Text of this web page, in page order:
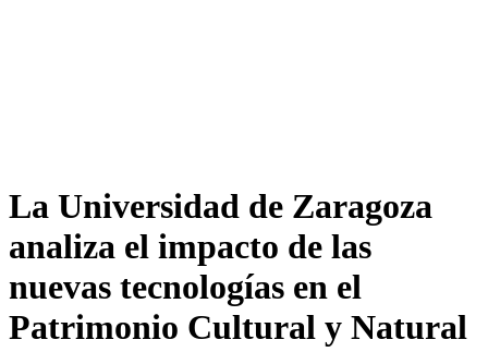
La Universidad de Zaragoza
analiza el impacto de las
nuevas tecnologías en el
Patrimonio Cultural y Natural